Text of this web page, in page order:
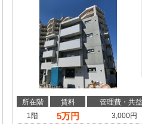
所在階 賃料 管理費・共
1階
5万円 3,000円